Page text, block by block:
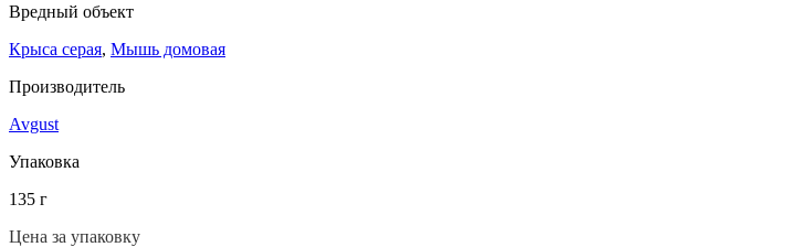
Вредный объект
Крыса серая, Мышь домовая
Производитель
Avgust
Упаковка
135 г
Цена за упаковку